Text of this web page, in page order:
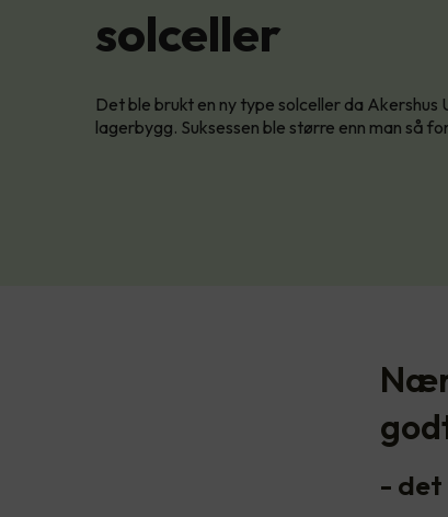
solceller
Det ble brukt en ny type solceller da
lagerbygg. Suksessen ble større enn man så
- det